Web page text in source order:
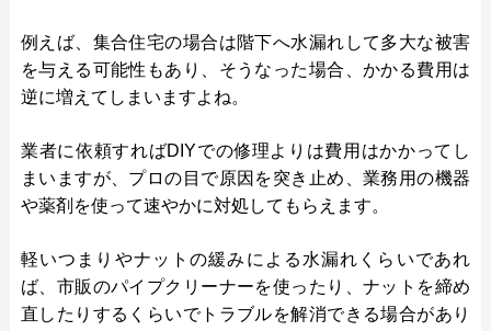
例えば、集合住宅の場合は階下へ水漏れして多大な被害
を与える可能性もあり、そうなった場合、かかる費用は
逆に増えてしまいますよね。
業者に依頼すればDIYでの修理よりは費用はかかってし
まいますが、プロの目で原因を突き止め、業務用の機器
や薬剤を使って速やかに対処してもらえます。
軽いつまりやナットの緩みによる水漏れくらいであれ
ば、市販のパイプクリーナーを使ったり、ナットを締め
直したりするくらいでトラブルを解消できる場合があり